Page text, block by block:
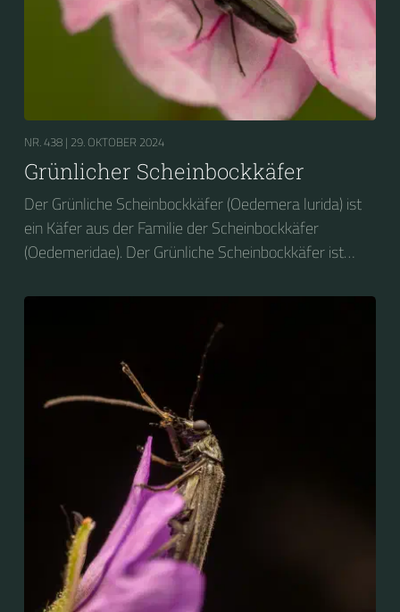
NR. 438 | 29. OKTOBER 2024
Grünlicher Scheinbockkäfer
Der Grünliche Scheinbockkäfer (Oedemera lurida) ist
ein Käfer aus der Familie der Scheinbockkäfer
(Oedemeridae). Der Grünliche Scheinbockkäfer ist
Scheinbockkäfer (Oedemera nobilis).